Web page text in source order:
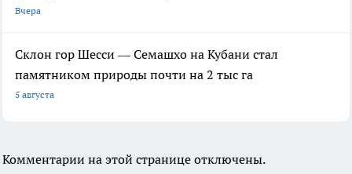
Вчера
Склон гор Шесси — Семашхо на Кубани стал
памятником природы почти на 2 тыс га
5 августа
Комментарии на этой странице отключены.